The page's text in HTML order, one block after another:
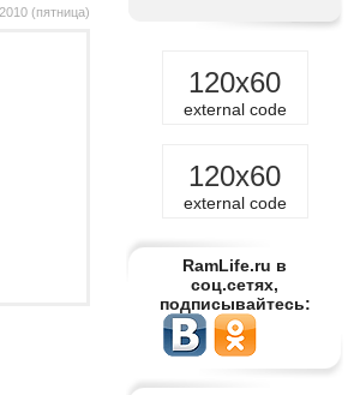
(пятница)
120x60
external code
120x60
external code
RamLife.ru в
соц.сетях,
подписывайтесь: